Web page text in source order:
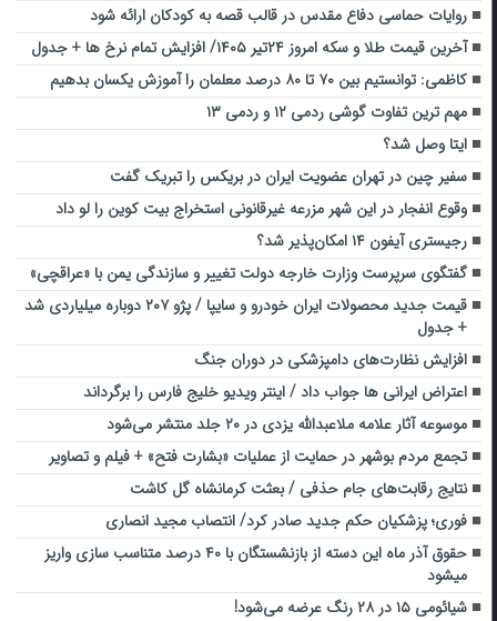
روایات حماسی دفاع مقدس در قالب قصه به کودکان ارائه شود
آخرین قیمت طلا و سکه امروز ۲۴تیر ۱۴۰۵/ افزایش تمام نرخ ها + جدول
کاظمی: توانستیم بین ۷۰ تا ۸۰ درصد معلمان را آموزش یکسان بدهیم
مهم ترین تفاوت گوشی ردمی ۱۲ و ردمی ۱۳
ایتا وصل شد؟
سفیر چین در تهران عضویت ایران در بریکس را تبریک گفت
وقوع انفجار در این شهر مزرعه غیرقانونی استخراج بیت کوین را لو داد
رجیستری آیفون ۱۴ امکان‌پذیر شد؟
گفتگوی سرپرست وزارت خارجه دولت تغییر و سازندگی یمن با «عراقچی»
قیمت جدید محصولات ایران خودرو و سایپا / پژو ۲۰۷ دوباره میلیاردی شد
+ جدول
افزایش نظارت‌های دامپزشکی در دوران جنگ
اعتراض ایرانی ها جواب داد / اینتر ویدیو خلیج فارس را برگرداند
موسوعه آثار علامه ملاعبدالله یزدی در ۲۰ جلد منتشر می‌شود
تجمع مردم بوشهر در حمایت از عملیات «بشارت فتح» + فیلم و تصاویر
نتایج رقابت‌های جام حذفی / بعثت کرمانشاه گل کاشت
فوری؛ پزشکیان حکم جدید صادر کرد/ انتصاب مجید انصاری
حقوق آذر ماه این دسته از بازنشستگان با ۴۰ درصد متناسب سازی واریز
میشود
شیائومی ۱۵ در ۲۸ رنگ عرضه می‌شود!